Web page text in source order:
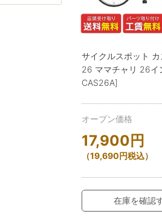
サイクルスポット カ
26 ママチャリ 26イ
CAS26A]
オープン価格
17,900 円
（19,690円税込）
在庫を確認